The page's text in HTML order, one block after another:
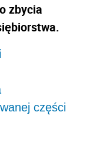
zbycia
części